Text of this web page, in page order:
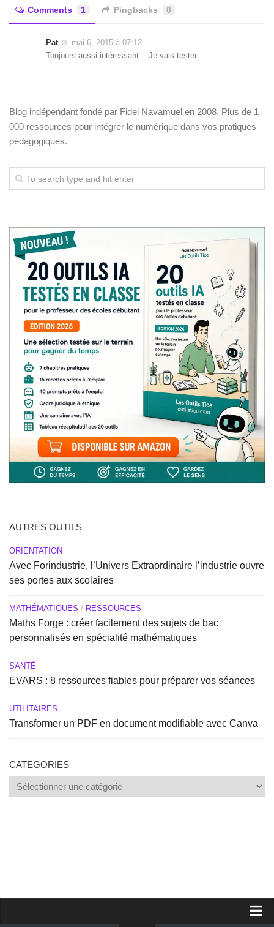
Comments 1 Pingbacks 0
Pat
mai 6, 2015 à 07:12
Toujours aussi intéressant .. Je vais tester
Blog indépendant fondé par Fidel Navamuel en 2008. Plus de 1
000 ressources pour intégrer le numérique dans vos pratiques
pédagogiques.
AUTRES OUTILS
ORIENTATION
Avec Forindustrie, l’Univers Extraordinaire l’industrie ouvre
ses portes aux scolaires
MATHÉMATIQUES / RESSOURCES
Maths Forge : créer facilement des sujets de bac
personnalisés en spécialité mathématiques
SANTÉ
EVARS : 8 ressources fiables pour préparer vos séances
UTILITAIRES
Transformer un PDF en document modifiable avec Canva
CATEGORIES
Categories